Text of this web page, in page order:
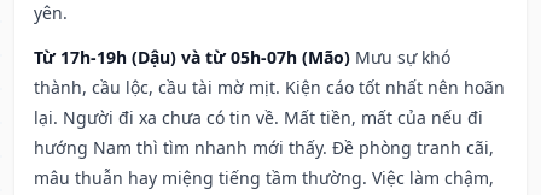
yên.
Từ 17h-19h (Dậu) và từ 05h-07h (Mão) Mưu sự khó
thành, cầu lộc, cầu tài mờ mịt. Kiện cáo tốt nhất nên hoãn
lại. Người đi xa chưa có tin về. Mất tiền, mất của nếu đi
hướng Nam thì tìm nhanh mới thấy. Đề phòng tranh cãi,
mâu thuẫn hay miệng tiếng tầm thường. Việc làm chậm,